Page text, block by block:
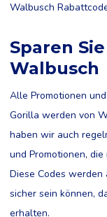
Walbusch
Sparen
Walbusch
Alle Promotionen
Gorilla werden von
haben wir auch
und Promotionen,
Diese Codes
sicher sein können,
erhalten.